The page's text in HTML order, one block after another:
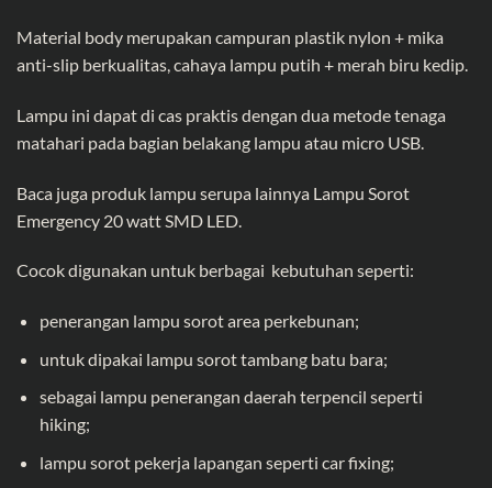
Material body merupakan campuran plastik nylon + mika
anti-slip berkualitas, cahaya lampu putih + merah biru kedip.
Lampu ini dapat di cas praktis dengan dua metode tenaga
matahari pada bagian belakang lampu atau micro USB.
Baca juga produk lampu serupa lainnya Lampu Sorot
Emergency 20 watt SMD LED
Cocok digunakan untuk berbagai kebutuhan seperti:
penerangan lampu sorot area perkebunan;
untuk dipakai lampu sorot tambang batu bara;
sebagai lampu penerangan daerah terpencil seperti
hiking;
lampu sorot pekerja lapangan seperti car fixing;